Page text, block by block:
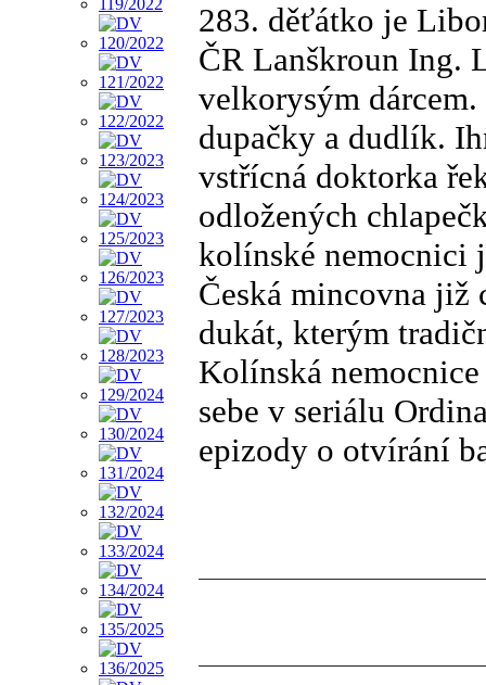
283. děťátko je
ČR Lanškroun Ing.
velkorysým
dupačky a dudlík.
vstřícná doktorka
odložených
kolínské nemocnici
Česká mincovna již
dukát, kterým
Kolínská
sebe v seriálu
epizody o otvírání